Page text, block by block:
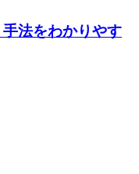
法をわかりやす